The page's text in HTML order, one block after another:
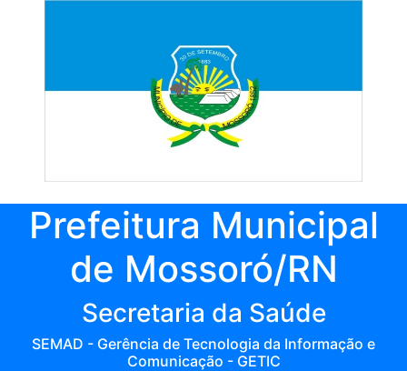
Prefeitura Municipal
de Mossoró/RN
Secretaria da Saúde
SEMAD - Gerência de Tecnologia da Informação e
Comunicação - GETIC